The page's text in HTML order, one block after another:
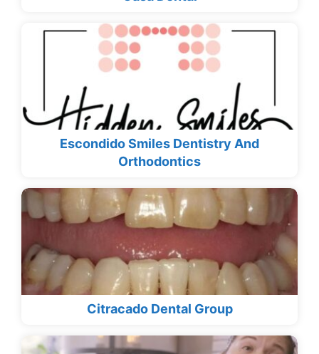
Escondido Smiles Dentistry And
Orthodontics
Citracado Dental Group